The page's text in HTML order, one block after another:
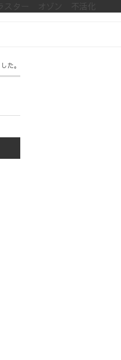
ター オゾン 不活化
た。